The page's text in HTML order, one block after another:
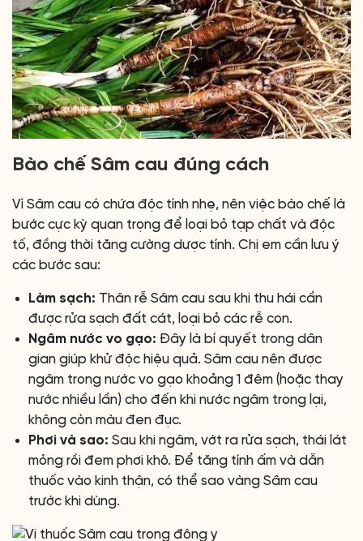
Bào chế Sâm cau đúng cách
Vì Sâm cau có chứa độc tính nhẹ, nên việc bào chế là
bước cực kỳ quan trọng để loại bỏ tạp chất và độc
tố, đồng thời tăng cường dược tính. Chị em cần lưu ý
các bước sau:
Làm sạch: Thân rễ Sâm cau sau khi thu hái cần
được rửa sạch đất cát, loại bỏ các rễ con.
Ngâm nước vo gạo: Đây là bí quyết trong dân
gian giúp khử độc hiệu quả. Sâm cau nên được
ngâm trong nước vo gạo khoảng 1 đêm (hoặc thay
nước nhiều lần) cho đến khi nước ngâm trong lại,
không còn màu đen đục.
Phơi và sao: Sau khi ngâm, vớt ra rửa sạch, thái lát
mỏng rồi đem phơi khô. Để tăng tính ấm và dẫn
thuốc vào kinh thận, có thể sao vàng Sâm cau
trước khi dùng.